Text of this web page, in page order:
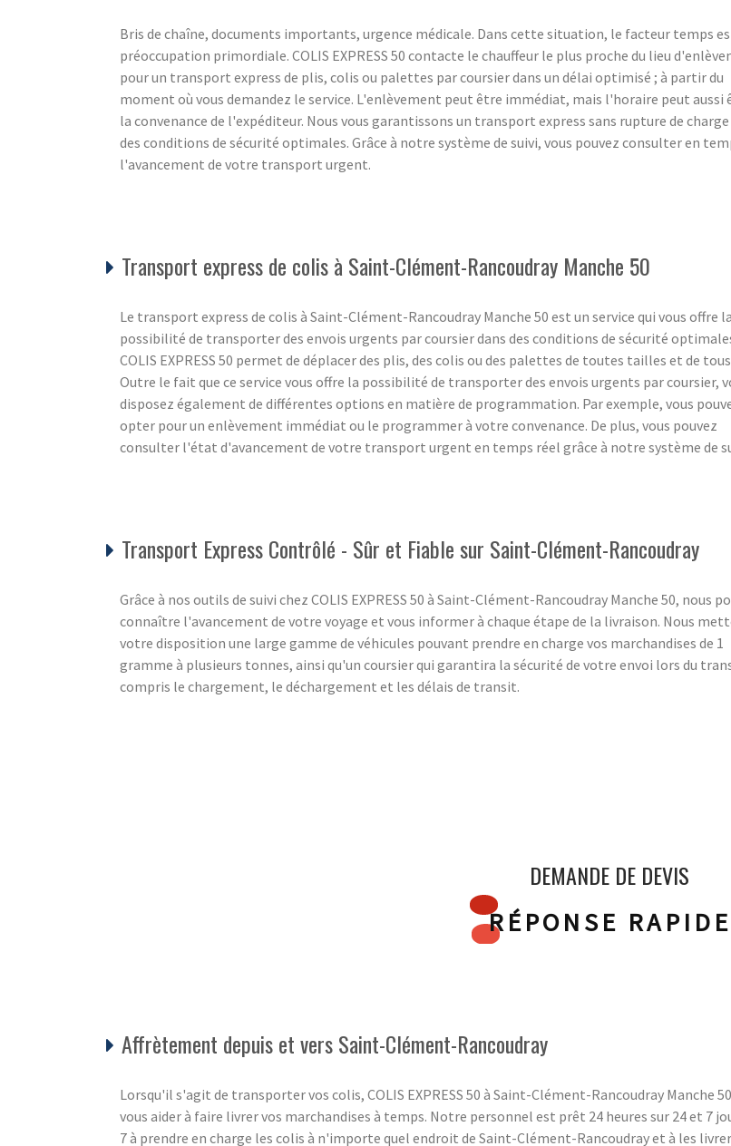
Bris de chaîne, documents importants, urgence médicale. Dans cette situation, le facteur temps
préoccupation primordiale. COLIS EXPRESS 50 contacte le chauffeur le plus proche du lieu
pour un transport express de plis, colis ou palettes par coursier dans un délai optimisé ; à partir du
moment où vous demandez le service. L'enlèvement peut être immédiat, mais l'horaire peut aussi
la convenance de l'expéditeur. Nous vous garantissons un transport express sans rupture de charge
des conditions de sécurité optimales. Grâce à notre système de suivi, vous pouvez consulter en
l'avancement de votre transport urgent.
Transport express de colis à Saint-Clément-Rancoudray Manche 50
Le transport express de colis à Saint-Clément-Rancoudray Manche 50 est un service qui vous offre la
possibilité de transporter des envois urgents par coursier dans des conditions de sécurité
COLIS EXPRESS 50 permet de déplacer des plis, des colis ou des palettes de toutes tailles et de
Outre le fait que ce service vous offre la possibilité de transporter des envois urgents par coursier,
disposez également de différentes options en matière de programmation. Par exemple, vous
opter pour un enlèvement immédiat ou le programmer à votre convenance. De plus, vous pouvez
consulter l'état d'avancement de votre transport urgent en temps réel grâce à notre système de
Transport Express Contrôlé - Sûr et Fiable sur Saint-Clément-Rancoudray
Grâce à nos outils de suivi chez COLIS EXPRESS 50 à Saint-Clément-Rancoudray Manche 50, nous
connaître l'avancement de votre voyage et vous informer à chaque étape de la livraison. Nous
votre disposition une large gamme de véhicules pouvant prendre en charge vos marchandises de 1
gramme à plusieurs tonnes, ainsi qu'un coursier qui garantira la sécurité de votre envoi lors du
compris le chargement, le déchargement et les délais de transit.
DEMANDE DE DEVIS
RÉPONSE RAPIDE
Affrètement depuis et vers Saint-Clément-Rancoudray
Lorsqu'il s'agit de transporter vos colis, COLIS EXPRESS 50 à Saint-Clément-Rancoudray Manche
vous aider à faire livrer vos marchandises à temps. Notre personnel est prêt 24 heures sur 24 et 7
7 à prendre en charge les colis à n'importe quel endroit de Saint-Clément-Rancoudray et à les